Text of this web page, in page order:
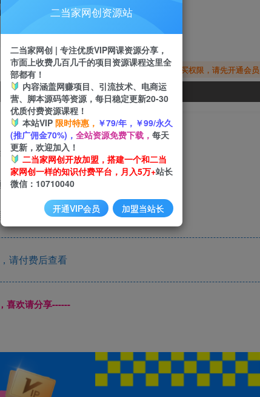
资源
您暂无购买权限，请先开通会员
开通会员
教程+素材）
聊天的技巧7.注意事项8.实操教学
请付费后查看
喜欢请分享------
二当家网创资源站
二当家网创 | 专注优质VIP网课资源分享，
市面上收费几百几千的项目资源课程这里全
部都有！
内容涵盖网赚项目、引流技术、电商运
营、脚本源码等资源，每日稳定更新20-30
优质付费资源课程！
本站VIP 限时特惠， ￥79/年，￥99/永久
(推广佣金70%)， 全站资源免费下载， 每天
更新，欢迎加入！
二当家网创开放加盟，搭建一个和二当
家网创一样的知识付费平台，月入5万+站长
微信：10710040
开通VIP会员 加盟当站长